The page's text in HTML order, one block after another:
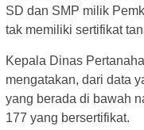
SD dan SMP milik
tak memiliki sertifikat
Kepala Dinas
mengatakan, dari data
yang berada di bawah
177 yang bersertifikat.